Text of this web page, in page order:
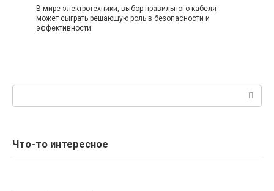
В мире электротехники, выбор правильного кабеля
может сыграть решающую роль в безопасности и
эффективности
Что-то интересное